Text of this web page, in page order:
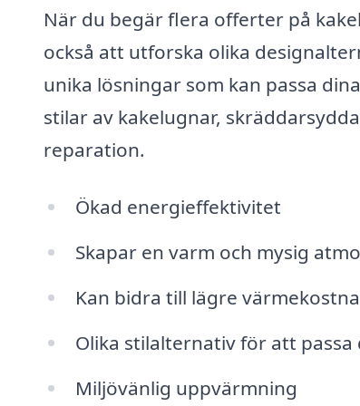
När du begär flera offerter på
också att utforska olika
unika lösningar som kan passa
stilar av kakelugnar,
reparation.
Ökad energieffektivitet
Skapar en varm och mysig
Kan bidra till lägre
Olika stilalternativ för att
Miljövänlig uppvärmning